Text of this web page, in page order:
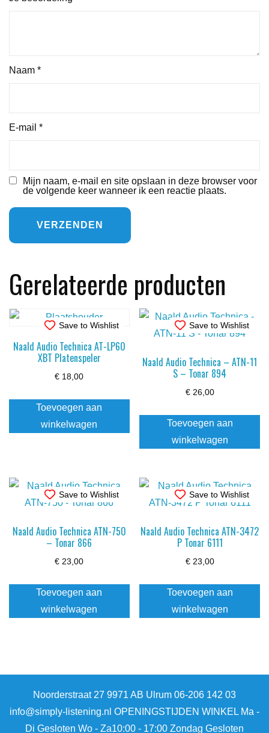
Naam *
E-mail *
Mijn naam, e-mail en site opslaan in deze browser voor
de volgende keer wanneer ik een reactie plaats.
Gerelateerde producten
Save to Wishlist
Naald Audio Technica AT-LP60
XBT Platenspeler
€ 18,00
Toevoegen aan
winkelwagen
Save to Wishlist
Naald Audio Technica – ATN-11
S – Tonar 894
€26,00
Toevoegen aan
winkelwagen
Save to Wishlist
Naald Audio Technica ATN-750
– Tonar 866
€ 23,00
Toevoegen aan
winkelwagen
Save to Wishlist
Naald Audio Technica ATN-3472
P Tonar 6111
€23,00
Toevoegen aan
winkelwagen
Noorderstraat 27 9971 AB Ulrum 06-206 142 03
info@simply-listening.nl OPENINGSTIJDEN WINKEL Ma -
Di Gesloten Wo - Za10:00 - 17:00 Zondag Gesloten